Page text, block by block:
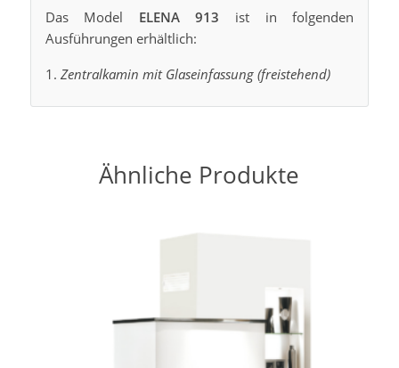
Das Model ELENA 913 ist in folgenden
Ausführungen erhältlich:
Zentralkamin mit Glaseinfassung (freistehend)
Ähnliche Produkte